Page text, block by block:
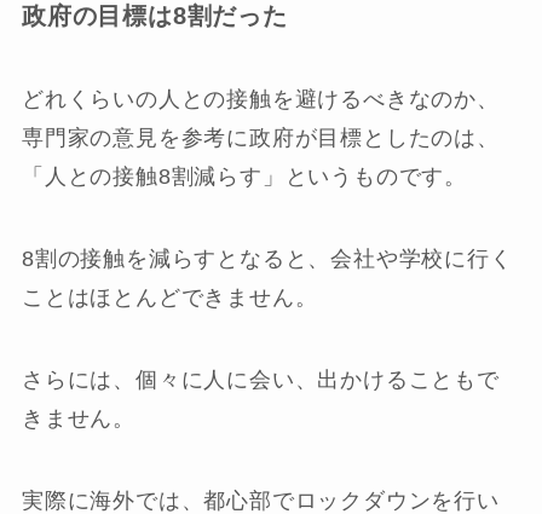
政府の目標は8割だった
どれくらいの人との接触を避けるべきなのか、
専門家の意見を参考に政府が目標としたのは、
「人との接触8割減らす」というものです。
8割の接触を減らすとなると、会社や学校に行く
ことはほとんどできません。
さらには、個々に人に会い、出かけることもで
きません。
実際に海外では、都心部でロックダウンを行い